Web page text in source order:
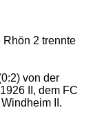
Rhön 2 trennte
von der
II, dem FC
II.